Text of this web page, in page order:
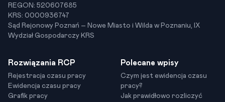
REGON: 520607685
KRS: 0000936747
Sąd Rejonowy Poznań – Nowe Miasto i Wilda w Poznaniu, IX
Wydział Gospodarczy KRS
Rozwiązania RCP
Rejestracja czasu pracy
Ewidencja czasu pracy
Grafik pracy
Polecane wpisy
Czym jest ewidencja czasu
pracy?
Jak prawidłowo rozliczyć